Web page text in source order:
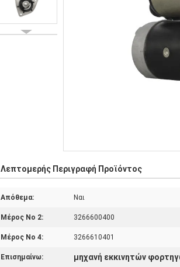
Λεπτομερής Περιγραφή Προϊόντος
Απόθεμα: Ναι
Μέρος Νο 2: 3266600400
Μέρος Νο 4: 3266610401
Επισημαίνω: μηχανή εκκινητών